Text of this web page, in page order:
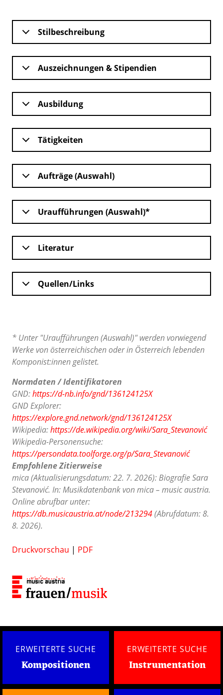
Stilbeschreibung
Auszeichnungen & Stipendien
Ausbildung
Tätigkeiten
Aufträge (Auswahl)
Uraufführungen (Auswahl)*
Literatur
Quellen/Links
* Unter "Uraufführungen (Auswahl)" werden vorwiegend
Werke von österreichischen oder in Österreich lebenden
Komponist:innen gelistet.
Normdaten / Identifikatoren
GND:https://d-nb.info/gnd/136124125X
GND Explorer:
https://explore.gnd.network/gnd/136124125X
Wikipedia:https://de.wikipedia.org/wiki/Sara_Stevanović
Wikipedia-Personensuche:
https://persondata.toolforge.org/p/Sara_Stevanović
Empfohlene Zitierweise
mica (Aktualisierungsdatum: 22. 7. 2026): Biografie Sara
Stevanović. In: Musikdatenbank von mica – music austria.
Online abrufbar unter:
https://db.musicaustria.at/node/213294(Abrufdatum: 8.
8. 2026).
Druckvorschau | PDF
ERWEITERTE SUCHE
Kompositionen
ERWEITERTE SUCHE
Instrumentation